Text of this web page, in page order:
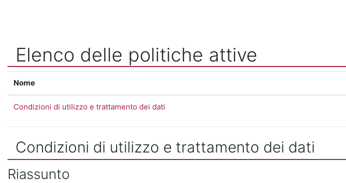
Elenco delle politiche attive
Nome
Condizioni di utilizzo e trattamento dei dati
Condizioni di utilizzo e trattamento dei dati
Riassunto